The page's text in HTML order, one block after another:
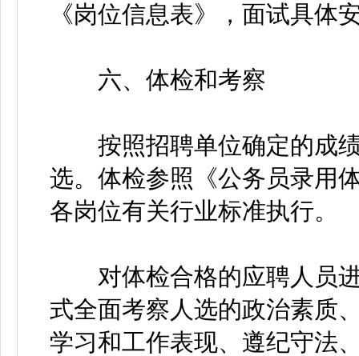
《岗位信息表》，面试具体
六、体检和考察
按照招聘单位确定的成绩
选。体检参照《公务员录用
各岗位有关行业标准执行。
对体检合格的应聘人员进
式全面考察人选的政治素质
学习和工作表现、遵纪守法